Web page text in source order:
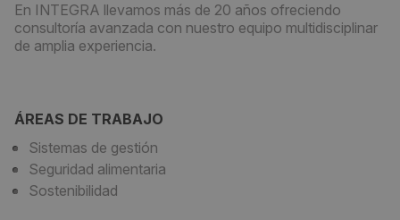
En INTEGRA llevamos más de 20 años ofreciendo
consultoría avanzada con nuestro equipo multidisciplinar
de amplia experiencia.
ÁREAS DE TRABAJO
Sistemas de gestión
Seguridad alimentaria
Sostenibilidad